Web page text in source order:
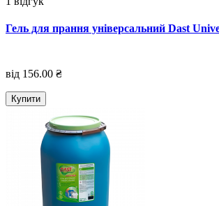
Гель для прання універсальний Dast
від 156.00 ₴
Купити